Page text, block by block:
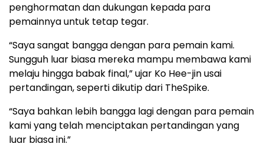
penghormatan dan dukungan kepada para
pemainnya untuk tetap tegar.
“Saya sangat bangga dengan para pemain kami.
Sungguh luar biasa mereka mampu membawa kami
melaju hingga babak final,” ujar Ko Hee-jin usai
pertandingan, seperti dikutip dari TheSpike.
“Saya bahkan lebih bangga lagi dengan para pemain
kami yang telah menciptakan pertandingan yang
luar biasa ini.”